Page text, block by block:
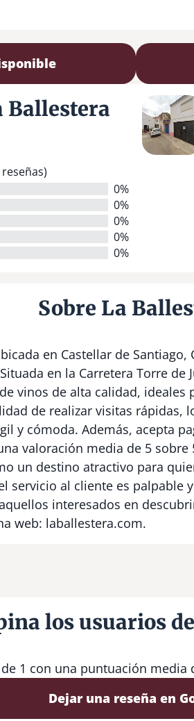
Ballestera
0%
0%
0%
0%
0%
Sobre La
en Castellar de
en la Carretera Torre de
vinos de alta calidad, ideales
de realizar visitas rápidas,
y cómoda. Además, acepta
valoración media de 5
un destino atractivo para
servicio al cliente es palpable
interesados en
web: laballestera.com.
los usuarios
1 con una puntuación
Dejar una reseña en